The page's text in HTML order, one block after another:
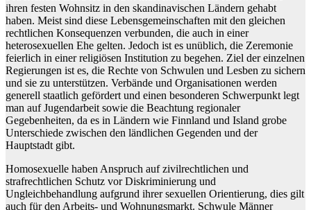
ihren festen Wohnsitz in den skandinavischen Ländern gehabt
haben. Meist sind diese Lebensgemeinschaften mit den gleichen
rechtlichen Konsequenzen verbunden, die auch in einer
heterosexuellen Ehe gelten. Jedoch ist es unüblich, die Zeremonie
feierlich in einer religiösen Institution zu begehen. Ziel der einzelnen
Regierungen ist es, die Rechte von Schwulen und Lesben zu sichern
und sie zu unterstützen. Verbände und Organisationen werden
generell staatlich gefördert und einen besonderen Schwerpunkt legt
man auf Jugendarbeit sowie die Beachtung regionaler
Gegebenheiten, da es in Ländern wie Finnland und Island grobe
Unterschiede zwischen den ländlichen Gegenden und der
Hauptstadt gibt.
Homosexuelle haben Anspruch auf zivilrechtlichen und
strafrechtlichen Schutz vor Diskriminierung und
Ungleichbehandlung aufgrund ihrer sexuellen Orientierung, dies gilt
auch für den Arbeits- und Wohnungsmarkt. Schwule Männer